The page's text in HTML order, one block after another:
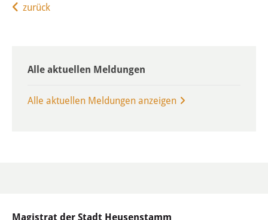
zurück
Alle aktuellen Meldungen
Alle aktuellen Meldungen anzeigen
Magistrat der Stadt Heusenstamm
Wissenswertes
Über uns